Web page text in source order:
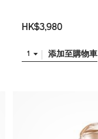
HK$3,980
1 添加至購物車